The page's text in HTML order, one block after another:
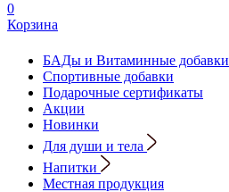
0
Корзина
БАДы и Витаминные добавки
Спортивные добавки
Подарочные сертификаты
Акции
Новинки
Для души и тела
Напитки
Местная продукция